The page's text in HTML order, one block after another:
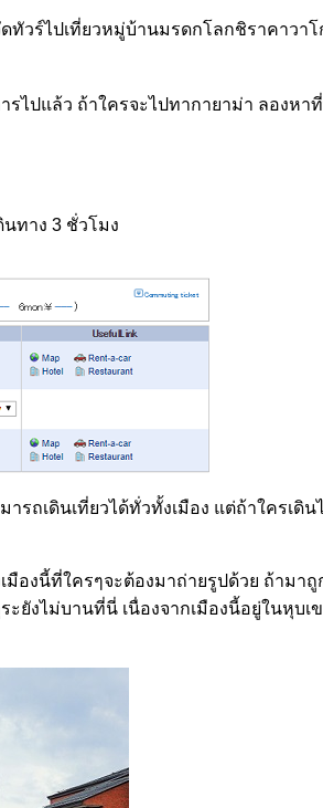
วร์ไปเที่ยวหมู่บ้านมรดกโลกชิราคาวา
รไปแล้ว ถ้าใครจะไปทากายาม่า ลองหา
นทาง 3 ชั่วโมง
ารถเดินเที่ยวได้ทั่วทั้งเมือง แต่ถ้าใครเดิน
งนี้ที่ใครๆจะต้องมาถ่ายรูปด้วย ถ้ามาถู
ยังไม่บานที่นี่ เนื่องจากเมืองนี้อยู่ในหุบเ